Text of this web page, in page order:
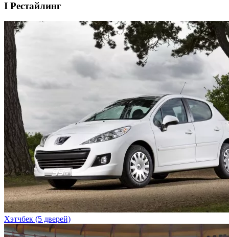
I Рестайлинг
Хэтчбек (5 дверей)